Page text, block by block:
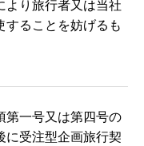
より旅行者又は当社
することを妨げるも
一号又は第四号の
に受注型企画旅行契